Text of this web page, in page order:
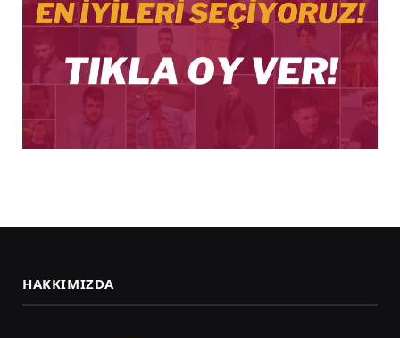
HAKKIMIZDA